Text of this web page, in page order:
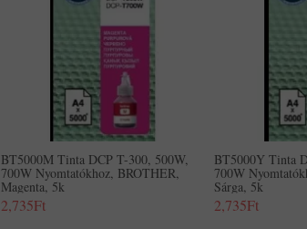
BT5000M Tinta DCP T-300, 500W,
700W Nyomtatókhoz, BROTHER,
Magenta, 5k
2,735Ft
BT5000Y Tinta
700W
Sárga, 5k
2,735Ft